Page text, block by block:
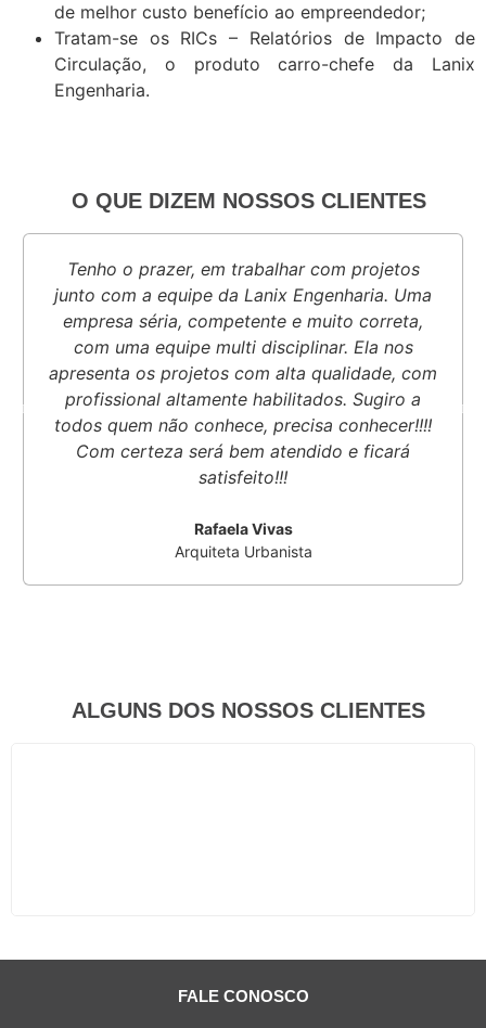
de melhor custo benefício ao empreendedor;
Tratam-se os RICs – Relatórios de Impacto de
Circulação, o produto carro-chefe da Lanix
Engenharia.
O QUE DIZEM NOSSOS CLIENTES
Tenho o prazer, em trabalhar com projetos
junto com a equipe da Lanix Engenharia. Uma
empresa séria, competente e muito correta,
com uma equipe multi disciplinar. Ela nos
apresenta os projetos com alta qualidade, com
profissional altamente habilitados. Sugiro a
todos quem não conhece, precisa conhecer!!!!
Com certeza será bem atendido e ficará
satisfeito!!!
Rafaela Vivas
Arquiteta Urbanista
ALGUNS DOS NOSSOS CLIENTES
FALE CONOSCO